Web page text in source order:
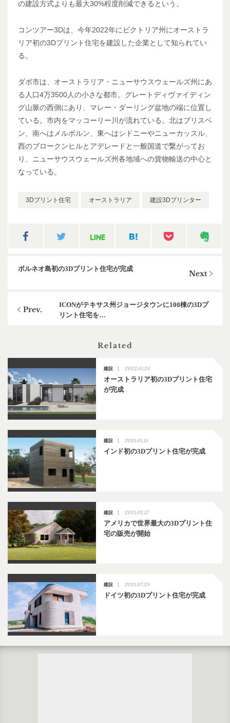
の建設方式よりも最大30%程度削減できるという。
コンツアー3Dは、今年2022年にビクトリア州にオーストラ
リア初の3Dプリント住宅を建設した企業として知られてい
る。
ダボ市は、オーストラリア・ニューサウスウェールズ州にあ
る人口4万3500人の小さな都市。グレートディヴァイディン
グ山脈の西側にあり、マレー・ダーリング盆地の端に位置し
ている。市内をマッコーリー川が流れている。北はブリスベ
ン、南へはメルボルン、東へはシドニーやニューカッスル、
西のブロークンヒルとアデレードと一般国道で繋がってお
り、ニューサウスウェールズ州各地域への貨物輸送の中心と
なっている。
3Dプリント住宅 オーストラリア 建設3Dプリンター
ボルネオ島初の3Dプリント住宅が完成
ICONがテキサス州ジョージタウンに100棟の3Dプ
リント住宅を…
Related
建設 2022.01.24
オーストラリア初の3Dプリント住宅
が完成
建設 2021.01.15
インド初の3Dプリント住宅が完成
建設 2021.02.17
アメリカで世界最大の3Dプリント住
宅の販売が開始
建設 2021.07.29
ドイツ初の3Dプリント住宅が完成